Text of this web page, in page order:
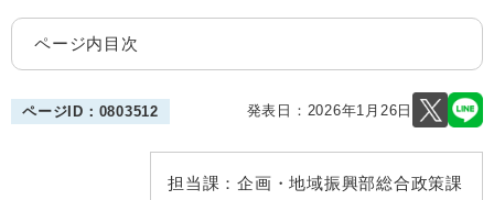
ページ内目次
ページID：0803512 発表日： 2026年1月26日
担当課： 企画・地域振興部総合政策課